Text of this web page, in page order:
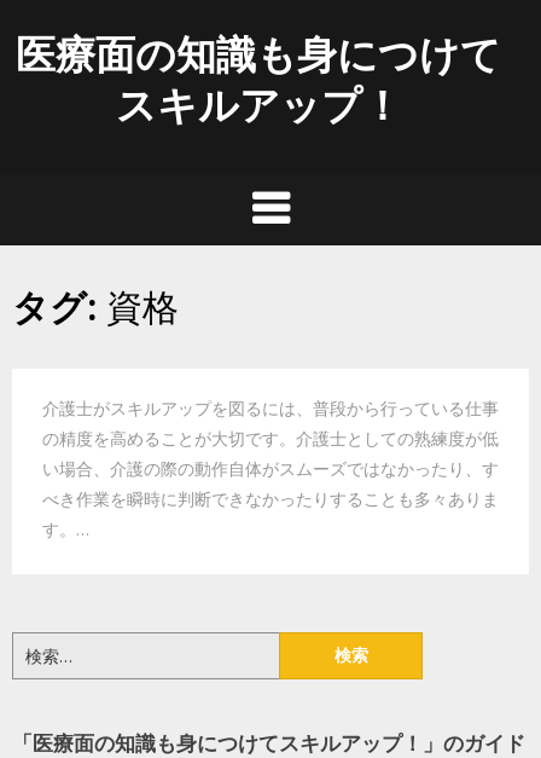
to
content
医療面の知識も身につけて
スキルアップ！
タグ: 資格
介護士がスキルアップを図るには、普段から行っている仕事
の精度を高めることが大切です。介護士としての熟練度が低
い場合、介護の際の動作自体がスムーズではなかったり、す
べき作業を瞬時に判断できなかったりすることも多々ありま
す。…
索:
「医療面の知識も身につけてスキルアップ！」のガイド